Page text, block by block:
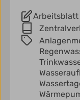
Arbeitsblatt